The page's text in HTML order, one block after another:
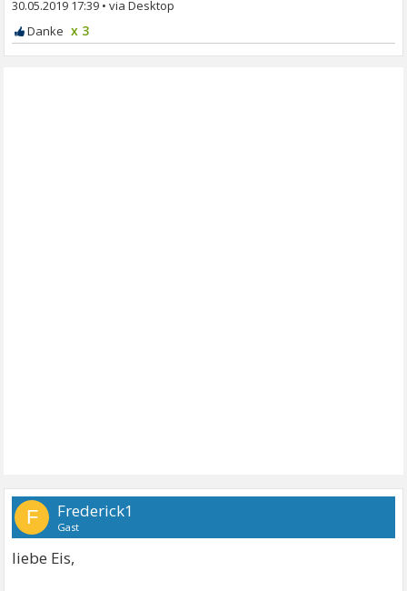
30.05.2019 17:39 •
x 3
F Frederick1
Gast
liebe Eis,